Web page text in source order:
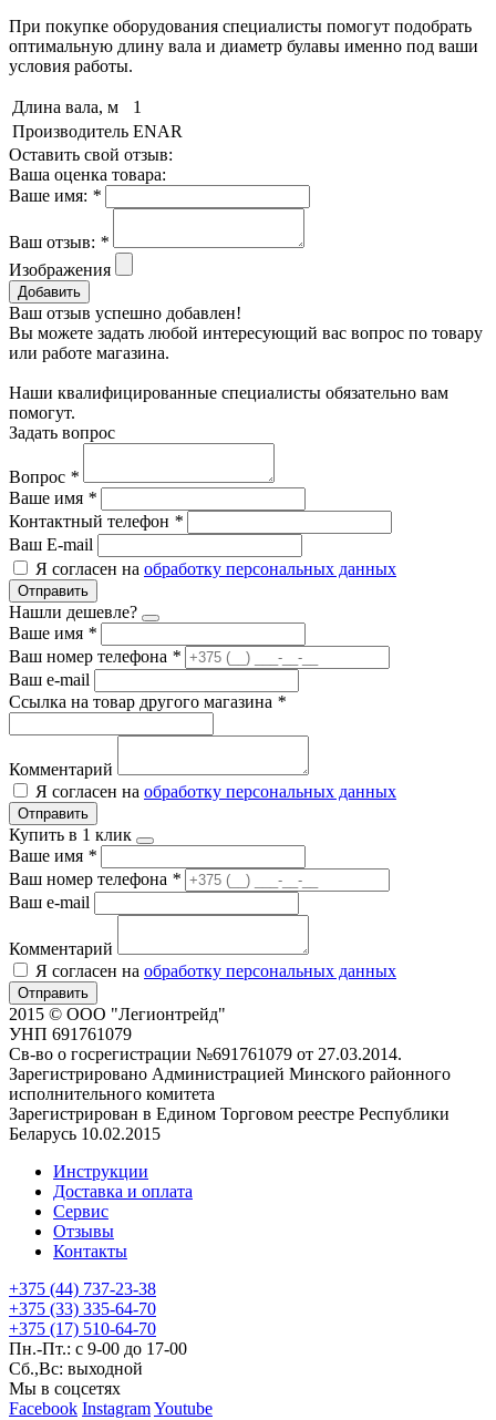
При покупке оборудования специалисты помогут подобрать
оптимальную длину вала и диаметр булавы именно под ваши
условия работы.
Длина вала, м
1
Производитель ENAR
Оставить свой отзыв:
Ваша оценка товара:
Ваше имя: *
Ваш отзыв: *
Изображения
Добавить
Ваш отзыв успешно добавлен!
Вы можете задать любой интересующий вас вопрос по товару
или работе магазина.
Наши квалифицированные специалисты обязательно вам
помогут.
Задать вопрос
Вопрос *
Ваше имя *
Контактный телефон *
Ваш E-mail
Я согласен на обработку персональных данных
Отправить
Нашли дешевле?
Ваше имя *
Ваш номер телефона *
Ваш e-mail
Ссылка на товар другого магазина *
Комментарий
Я согласен на обработку персональных данных
Отправить
Купить в 1 клик
Ваше имя *
Ваш номер телефона *
Ваш e-mail
Комментарий
Я согласен на обработку персональных данных
Отправить
2015 © ООО "Легионтрейд"
УНП 691761079
Св-во о госрегистрации №691761079 от 27.03.2014.
Зарегистрировано Администрацией Минского районного
исполнительного комитета
Зарегистрирован в Едином Торговом реестре Республики
Беларусь 10.02.2015
Инструкции
Доставка и оплата
Сервис
Отзывы
Контакты
+375 (44) 737-23-38
+375 (33) 335-64-70
+375 (17) 510-64-70
Пн.-Пт.: с 9-00 до 17-00
Сб.,Вс: выходной
Мы в соцсетях
Facebook InstagramYoutube